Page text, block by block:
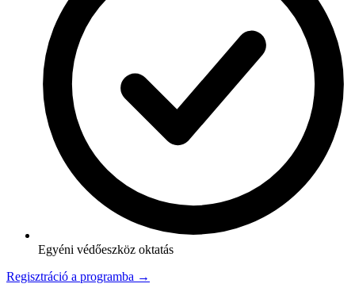
Egyéni védőeszköz oktatás
Regisztráció a programba →